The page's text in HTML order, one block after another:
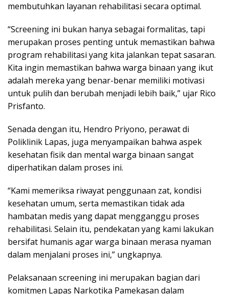
membutuhkan layanan rehabilitasi secara optimal.
“Screening ini bukan hanya sebagai formalitas, tapi
merupakan proses penting untuk memastikan bahwa
program rehabilitasi yang kita jalankan tepat sasaran.
Kita ingin memastikan bahwa warga binaan yang ikut
adalah mereka yang benar-benar memiliki motivasi
untuk pulih dan berubah menjadi lebih baik,” ujar Rico
Prisfanto.
Senada dengan itu, Hendro Priyono, perawat di
Poliklinik Lapas, juga menyampaikan bahwa aspek
kesehatan fisik dan mental warga binaan sangat
diperhatikan dalam proses ini.
“Kami memeriksa riwayat penggunaan zat, kondisi
kesehatan umum, serta memastikan tidak ada
hambatan medis yang dapat mengganggu proses
rehabilitasi. Selain itu, pendekatan yang kami lakukan
bersifat humanis agar warga binaan merasa nyaman
dalam menjalani proses ini,” ungkapnya.
Pelaksanaan screening ini merupakan bagian dari
komitmen Lapas Narkotika Pamekasan dalam